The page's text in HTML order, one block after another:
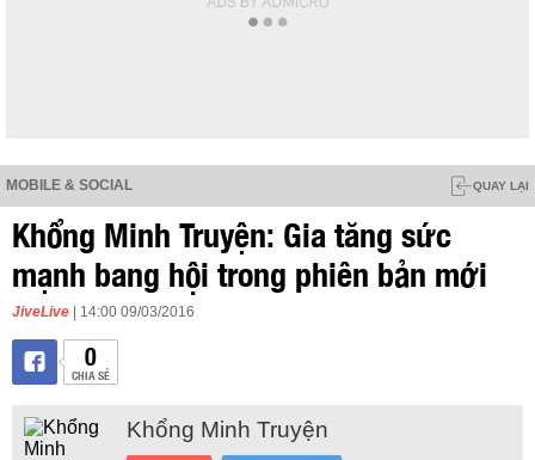
MOBILE & SOCIAL QUAY LẠI
Khổng Minh Truyện: Gia tăng sức
mạnh bang hội trong phiên bản mới
JiveLive | 14:00 09/03/2016
0
CHIA SẺ
Khổng Minh Truyện